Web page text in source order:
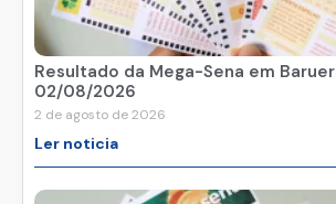
Resultado da Mega-Sena em Barueri
02/08/2026
2 de agosto de 2026